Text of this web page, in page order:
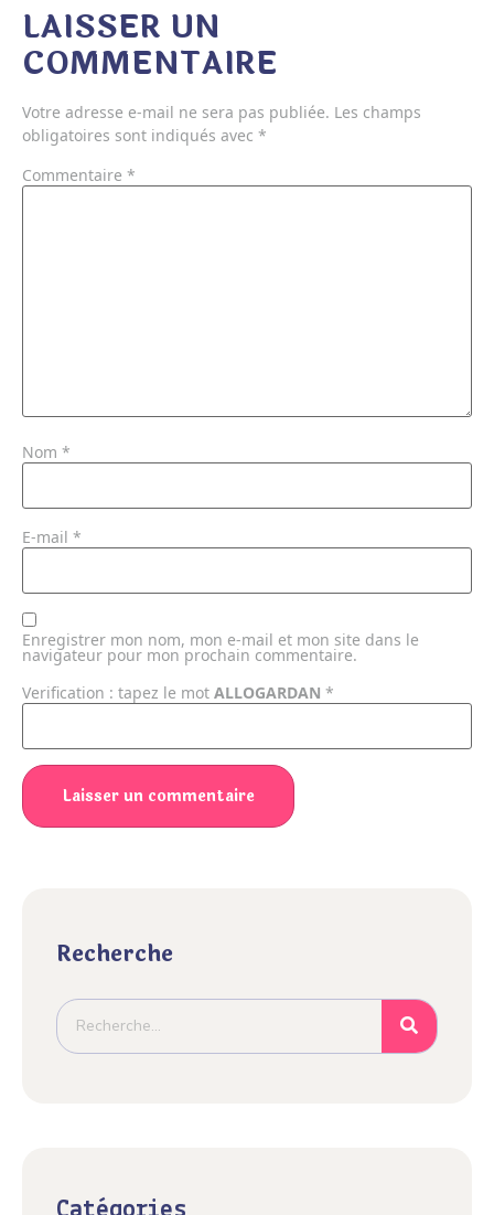
LAISSER UN
COMMENTAIRE
Votre adresse e-mail ne sera pas publiée. Les champs
obligatoires sont indiqués avec *
Commentaire *
Nom *
E-mail *
Enregistrer mon nom, mon e-mail et mon site dans le
navigateur pour mon prochain commentaire.
Verification : tapez le mot ALLOGARDAN *
Recherche